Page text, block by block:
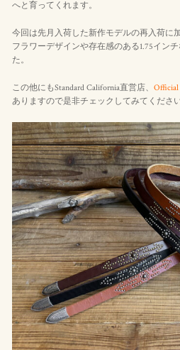
へと育ってくれます。
今回は先月入荷した新作モデルの再入荷に
フラワーデザインや存在感のある1.75イン
た。
この他にもStandard California直営店、 Official
ありますので是非チェックしてみてください